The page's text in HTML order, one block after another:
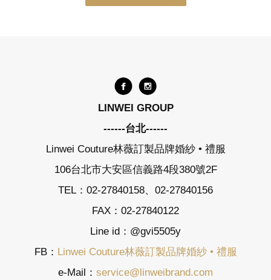
LINWEI GROUP
------台北------
Linwei Couture林薇訂製品牌婚紗 • 禮服
106台北市大安區信義路4段380號2F
TEL：02-27840158、02-27840156
FAX：02-27840122
Line id：@gvi5505y
FB： Linwei Couture林薇訂製品牌婚紗 • 禮服
e-Mail： service@linweibrand.com